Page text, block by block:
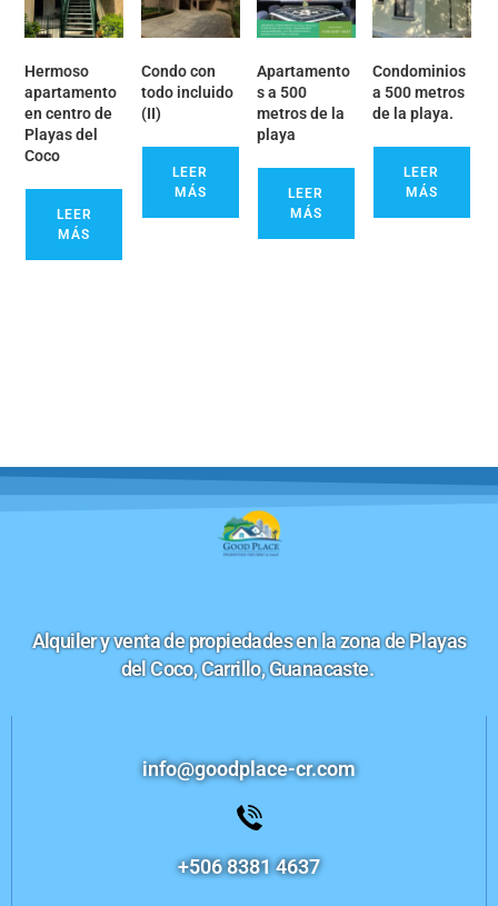
Hermoso
apartamento
en centro de
Playas del
Coco
LEER
MÁS
Condo con
todo incluido
(II)
LEER
MÁS
Apartamento
s a 500
metros de la
playa
LEER
MÁS
Condominios
a 500 metros
de la playa.
LEER
MÁS
Alquiler y venta de propiedades en la zona de Playas
del Coco, Carrillo, Guanacaste.
info@goodplace-cr.com
+506 8381 4637